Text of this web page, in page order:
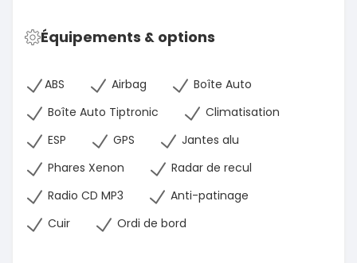
Équipements & options
ABS Airbag
Boîte Auto
Boîte Auto Tiptronic
Climatisation
ESP
GPS
Jantes alu
Phares Xenon
Radar de recul
Radio CD MP3
Anti-patinage
Cuir
Ordi de bord